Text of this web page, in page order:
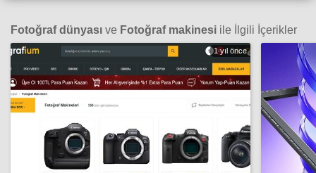
Fotoğraf dünyası ve Fotoğraf makinesi ile İlgili İçerikler
1 yıl önce